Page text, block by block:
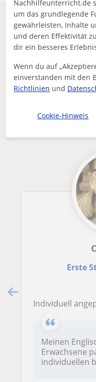
Enthält dieses
Nachhilfeunterricht
Experienced and Passionate
Andere
(CAE) C1-lehrer
dich
Erste
Individuell
Meinen
Erwachsene
individuellen
Nachhilfeunterricht.de
um das grundlegende
gewährleisten, Inhalte
und deren Effektivität
dir ein besseres
Wenn du auf
einverstanden mit den
Richtlinien und
Cookie-Hinweis